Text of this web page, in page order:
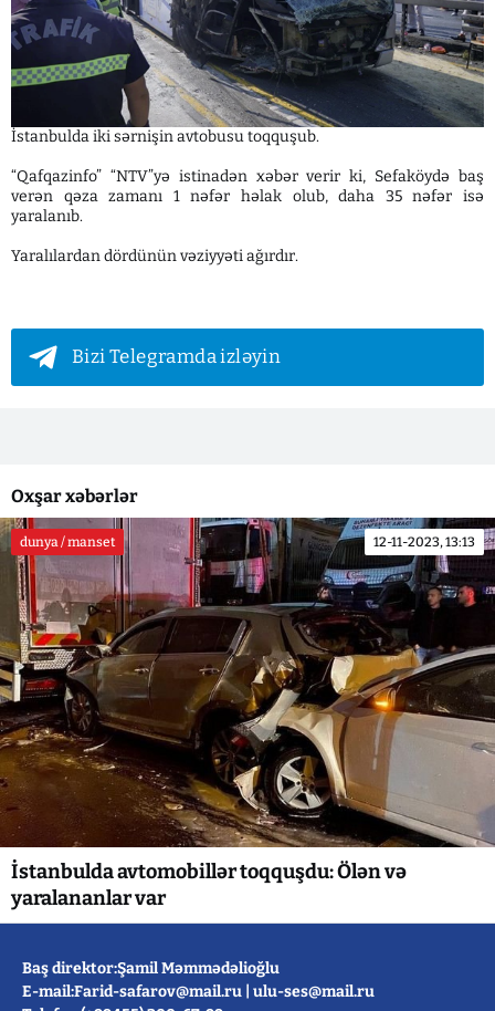
İstanbulda iki sərnişin avtobusu toqquşub.
“Qafqazinfo” “NTV”yə istinadən xəbər verir ki, Sefaköydə baş
verən qəza zamanı 1 nəfər həlak olub, daha 35 nəfər isə
yaralanıb.
Yaralılardan dördünün vəziyyəti ağırdır.
Bizi Telegramda izləyin
Oxşar xəbərlər
dunya / manset 12-11-2023, 13:13
İstanbulda avtomobillər toqquşdu: Ölən və
yaralananlar var
Baş direktor:Şamil Məmmədəlioğlu
E-mail:Farid-safarov@mail.ru ulu-ses@mail.ru